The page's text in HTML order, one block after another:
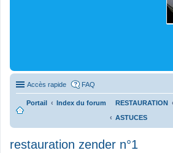
Accès rapide FAQ
Portail Index du forum
RESTAURATION
ASTUCES
restauration zender n°1